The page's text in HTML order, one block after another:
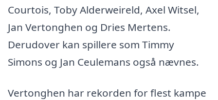
Courtois, Toby Alderweireld, Axel Witsel,
Jan Vertonghen og Dries Mertens.
Derudover kan spillere som Timmy
Simons og Jan Ceulemans også nævnes.
Vertonghen har rekorden for flest kampe